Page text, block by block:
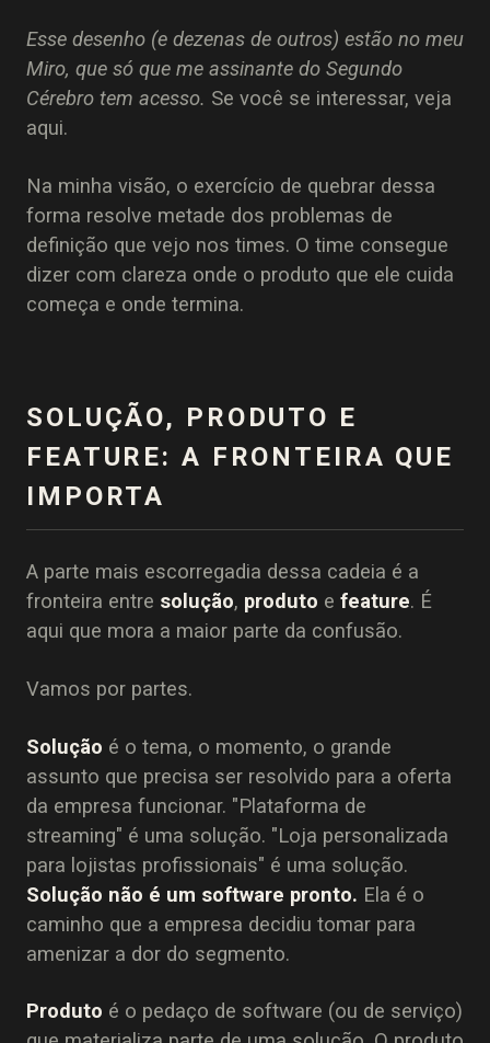
Esse desenho (e dezenas de outros) estão no meu
Miro, que só que me assinante do Segundo
Cérebro tem acesso. Se você se interessar, veja
aqui.
Na minha visão, o exercício de quebrar dessa
forma resolve metade dos problemas de
definição que vejo nos times. O time consegue
dizer com clareza onde o produto que ele cuida
começa e onde termina.
SOLUÇÃO, PRODUTO E
FEATURE: A FRONTEIRA QUE
IMPORTA
A parte mais escorregadia dessa cadeia é a
fronteira entre solução, produto e feature. É
aqui que mora a maior parte da confusão.
Vamos por partes.
Solução é o tema, o momento, o grande
assunto que precisa ser resolvido para a oferta
da empresa funcionar. "Plataforma de
streaming" é uma solução. "Loja personalizada
para lojistas profissionais" é uma solução.
Solução não é um software pronto. Ela é o
caminho que a empresa decidiu tomar para
amenizar a dor do segmento.
Produto é o pedaço de software (ou de serviço)